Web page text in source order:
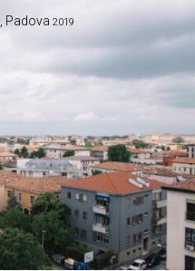
, Padova2019